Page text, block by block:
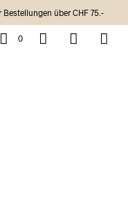
über CHF 75.-
0